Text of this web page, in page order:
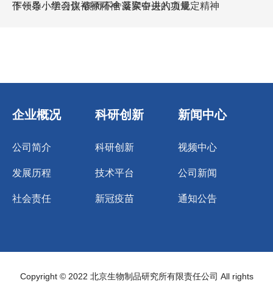
作领导小组会议 锲而不舍落实中央八项规定精神
下一条：学习焦裕禄精神 凝聚奋进的力量
企业概况
公司简介
发展历程
社会责任
科研创新
科研创新
技术平台
新冠疫苗
新闻中心
视频中心
公司新闻
通知公告
Copyright © 2022 北京生物制品研究所有限责任公司 All rights